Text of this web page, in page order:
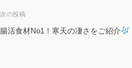
ビ
ゲ
次の投稿
腸活食材No1！寒天の凄さをご紹介